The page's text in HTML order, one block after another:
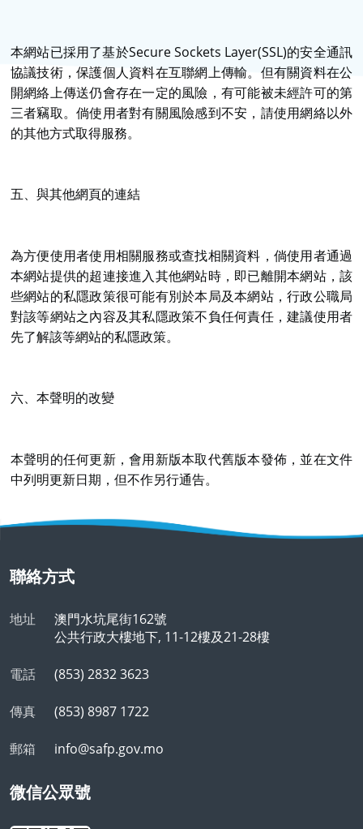
本網站已採用了基於Secure Sockets Layer(SSL)的安全通訊
協議技術，保護個人資料在互聯網上傳輸。但有關資料在公
開網絡上傳送仍會存在一定的風險，有可能被未經許可的第
三者竊取。倘使用者對有關風險感到不安，請使用網絡以外
的其他方式取得服務。
五、與其他網頁的連結
為方便使用者使用相關服務或查找相關資料，倘使用者通過
本網站提供的超連接進入其他網站時，即已離開本網站，該
些網站的私隱政策很可能有別於本局及本網站，行政公職局
對該等網站之內容及其私隱政策不負任何責任，建議使用者
先了解該等網站的私隱政策。
六、本聲明的改變
本聲明的任何更新，會用新版本取代舊版本發佈，並在文件
中列明更新日期，但不作另行通告。
聯絡方式
地址
澳門水坑尾街162號
公共行政大樓地下, 11-12樓及21-28樓
電話 (853) 2832 3623
傳真 (853) 8987 1722
郵箱 info@safp.gov.mo
微信公眾號